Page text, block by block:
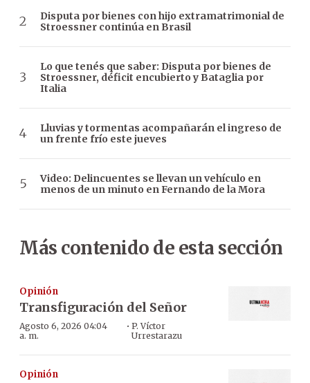
Disputa por bienes con hijo extramatrimonial de
Stroessner continúa en Brasil
Lo que tenés que saber: Disputa por bienes de
Stroessner, déficit encubierto y Bataglia por
Italia
Lluvias y tormentas acompañarán el ingreso de
un frente frío este jueves
Video: Delincuentes se llevan un vehículo en
menos de un minuto en Fernando de la Mora
Más contenido de esta sección
Opinión
Transfiguración del Señor
Agosto 6, 2026 04:04
a. m.
· P. Víctor
Urrestarazu
Opinión